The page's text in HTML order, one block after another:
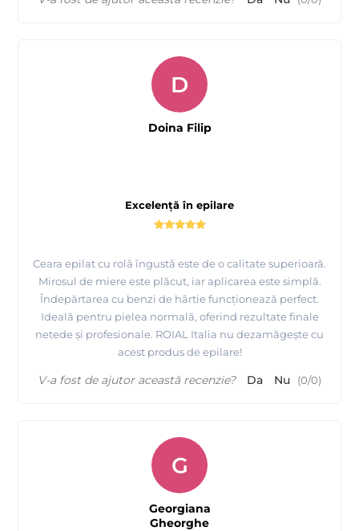
Excelență în epilare
Ceara epilat cu rolă îngustă este de o calitate superioară.
Mirosul de miere este plăcut, iar aplicarea este simplă.
Îndepărtarea cu benzi de hârtie funcționează perfect.
Ideală pentru pielea normală, oferind rezultate finale
netede și profesionale. ROIAL Italia nu dezamăgește cu
acest produs de epilare!
D
Doina Filip
V-a fost de ajutor această recenzie? Da Nu (0/0)
G
Georgiana
Gheorghe